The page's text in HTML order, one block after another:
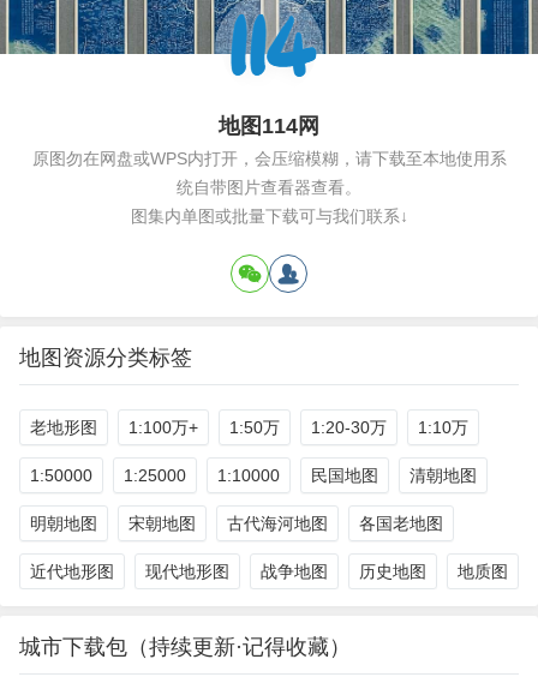
地图114网
原图勿在网盘或WPS内打开，会压缩模糊，请下载至本地使用系
统自带图片查看器查看。
图集内单图或批量下载可与我们联系↓
地图资源分类标签
老地形图 1:100万+ 1:50万 1:20-30万 1:10万
1:50000 1:25000 1:10000 民国地图 清朝地图
明朝地图 宋朝地图 古代海河地图 各国老地图
近代地形图 现代地形图 战争地图 历史地图 地质图
城市下载包（持续更新·记得收藏）